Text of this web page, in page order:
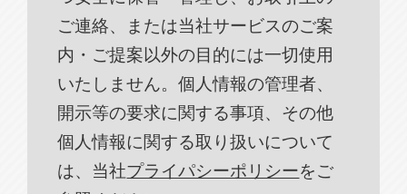
ご連絡、または当社サービスのご案
内・ご提案以外の目的には一切使用
いたしません。個人情報の管理者、
開示等の要求に関する事項、その他
個人情報に関する取り扱いについて
は、当社プライパシーポリシーをご